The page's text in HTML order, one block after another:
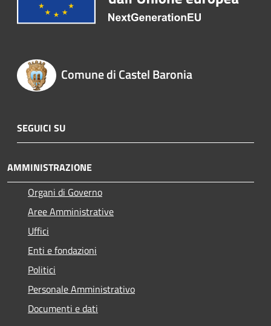
Comune di Castel Baronia
SEGUICI SU
AMMINISTRAZIONE
Organi di Governo
Aree Amministrative
Uffici
Enti e fondazioni
Politici
Personale Amministrativo
Documenti e dati